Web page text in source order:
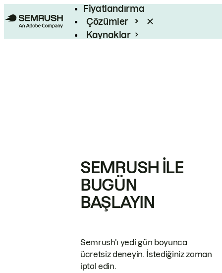
Fiyatlandırma
Çözümler
Kaynaklar
SEMRUSH ILE
BUGÜN
BAŞLAYIN
Semrush'ı yedi gün boyunca
ücretsiz deneyin. İstediğiniz zaman
iptal edin.